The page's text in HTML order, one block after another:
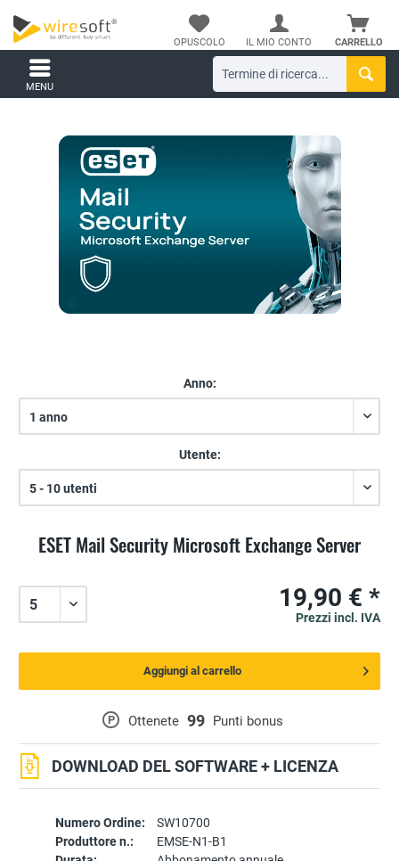
CARRELLO
OPUSCOLO IL MIO CONTO
MENU
ESET Mail Security Microsoft Exchange Server
Anno:
Utente:
Numero Ordine:
SW10700
Produttore n.:
EMSE-N1-B1
P Ottenete 99 Punti bonus
DOWNLOAD DEL SOFTWARE + LICENZA
19,90 € *
Prezzi incl. IVA
Aggiungi al carrello